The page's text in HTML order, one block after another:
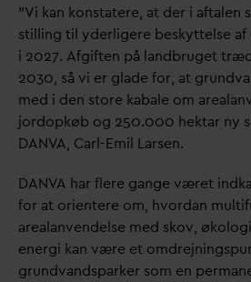
”Vi kan konstatere, at der i aftalen
stilling til yderligere beskyttelse af
i 2027. Afgiften på landbruget
2030, så vi er glade for, at grundv
med i den store kabale om
jordopkøb og 250.000 hektar ny
DANVA, Carl-Emil Larsen.
DANVA har flere gange været
for at orientere om, hvordan
arealanvendelse med skov,
energi kan være et
grundvandsparker som en